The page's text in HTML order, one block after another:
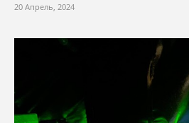
20 Апрель, 2024